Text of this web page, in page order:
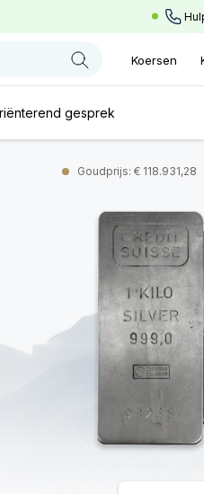
Koersen
gesprek
Goudprijs: € 118.931,28